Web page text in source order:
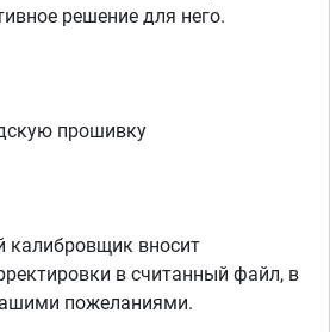
решение для него.
прошивку
вносит
в считанный файл, в
пожеланиями.